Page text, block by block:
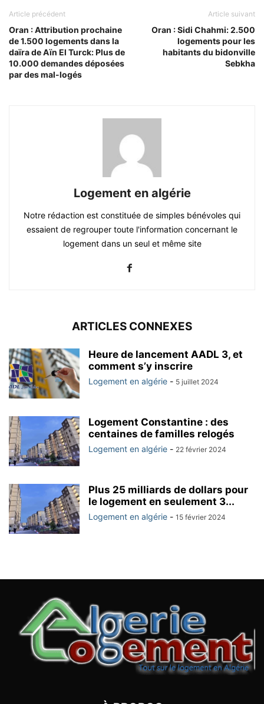
Article précédent
Oran : Attribution prochaine
de 1.500 logements dans la
daïra de Aïn El Turck: Plus de
10.000 demandes déposées
par des mal-logés
Article suivant
Oran : Sidi Chahmi: 2.500
logements pour les
habitants du bidonville
Sebkha
Logement en algérie
Notre rédaction est constituée de simples bénévoles qui
essaient de regrouper toute l'information concernant le
logement dans un seul et même site
ARTICLES CONNEXES
Heure de lancement AADL 3, et
comment s’y inscrire
Logement en algérie - 5 juillet 2024
Logement Constantine : des
centaines de familles relogés
Logement en algérie - 22 février 2024
Plus 25 milliards de dollars pour
le logement en seulement 3...
Logement en algérie - 15 février 2024